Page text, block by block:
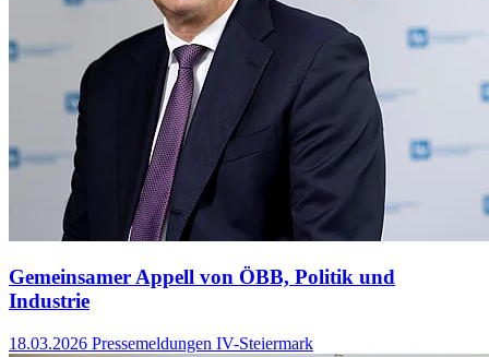
Gemeinsamer Appell von ÖBB, Politik und
Industrie
18.03.2026 Pressemeldungen IV-Steiermark